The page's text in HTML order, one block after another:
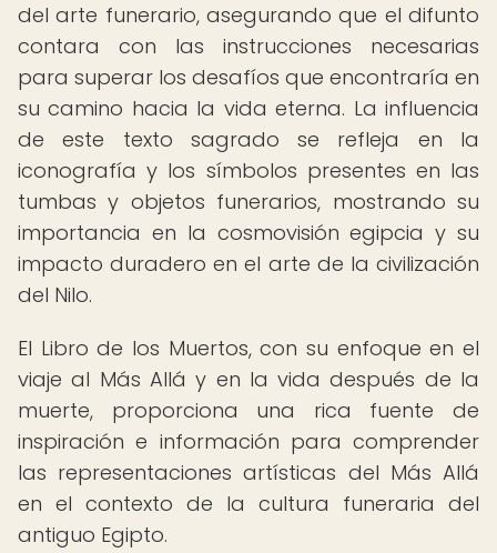
del arte funerario, asegurando que el difunto
contara con las instrucciones necesarias
para superar los desafíos que encontraría en
su camino hacia la vida eterna. La influencia
de este texto sagrado se refleja en la
iconografía y los símbolos presentes en las
tumbas y objetos funerarios, mostrando su
importancia en la cosmovisión egipcia y su
impacto duradero en el arte de la civilización
del Nilo.
El Libro de los Muertos, con su enfoque en el
viaje al Más Allá y en la vida después de la
muerte, proporciona una rica fuente de
inspiración e información para comprender
las representaciones artísticas del Más Allá
en el contexto de la cultura funeraria del
antiguo Egipto.